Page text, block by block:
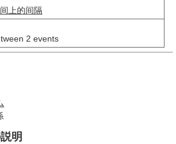
上的间隔
2 events
明